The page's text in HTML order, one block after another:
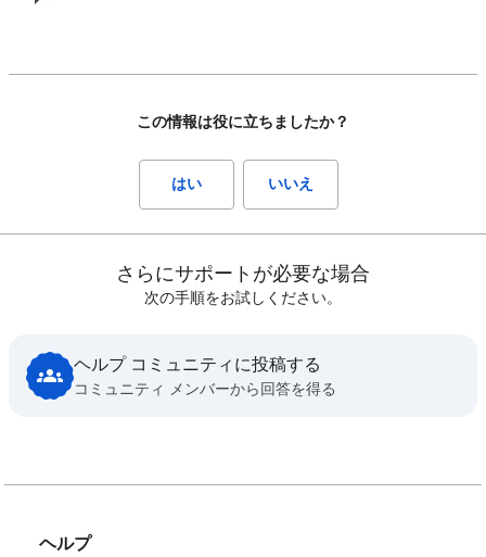
この情報は役に立ちましたか？
はい いいえ
さらにサポートが必要な場合
次の手順をお試しください。
ヘルプ コミュニティに投稿する
コミュニティ メンバーから回答を得る
ヘルプ